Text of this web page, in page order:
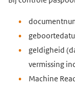
geldigheid
vermissing
Machine